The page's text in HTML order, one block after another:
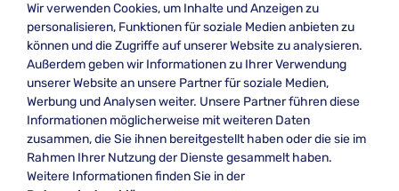
Telefon:+49 751 354104-0
Telefax: +49 751 354104-42
E-Mail:anfrage@websedit.de
Unsere Bewertung bei
★★★★★ Google
Wir verwenden Cookies, um Inhalte und Anzeigen zu
personalisieren, Funktionen für soziale Medien anbieten zu
können und die Zugriffe auf unserer Website zu analysieren.
Außerdem geben wir Informationen zu Ihrer Verwendung
unserer Website an unsere Partner für soziale Medien,
Werbung und Analysen weiter. Unsere Partner führen diese
Informationen möglicherweise mit weiteren Daten
zusammen, die Sie ihnen bereitgestellt haben oder die sie im
Rahmen Ihrer Nutzung der Dienste gesammelt haben.
Weitere Informationen finden Sie in der